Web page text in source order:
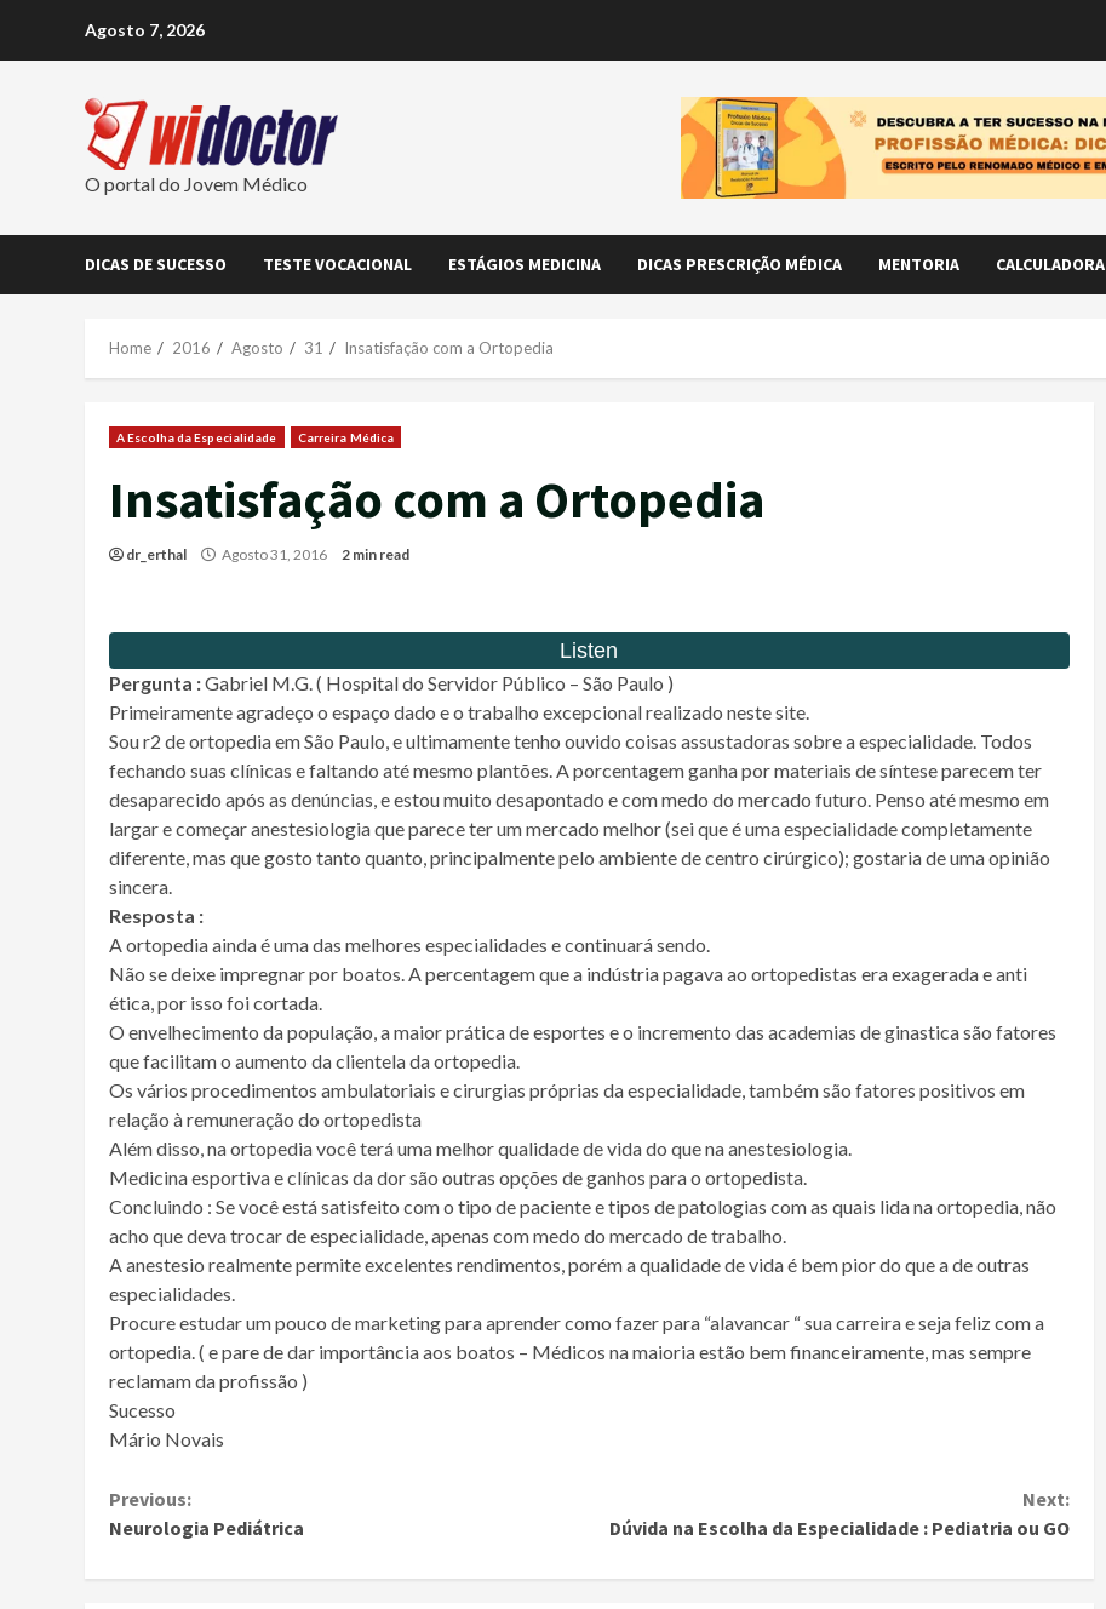
Agosto 7, 2026
O portal do Jovem Médico
DICAS DE SUCESSO TESTE VOCACIONAL ESTÁGIOS MEDICINA DICAS PRESCRIÇÃO MÉDICA MENTORIA CALCULADORA
Home 2016 Agosto 31 Insatisfação com a Ortopedia
A Escolha da Especialidade Carreira Médica
Insatisfação com a Ortopedia
dr_erthal Agosto 31, 2016 2 min read
Pergunta :Gabriel M.G. ( Hospital do Servidor Público – São Paulo )
Primeiramente agradeço o espaço dado e o trabalho excepcional realizado neste site.
Sou r2 de ortopedia em São Paulo, e ultimamente tenho ouvido coisas assustadoras sobre a especialidade. Todos
fechando suas clínicas e faltando até mesmo plantões. A porcentagem ganha por materiais de síntese parecem ter
desaparecido após as denúncias, e estou muito desapontado e com medo do mercado futuro. Penso até mesmo em
largar e começar anestesiologia que parece ter um mercado melhor (sei que é uma especialidade completamente
diferente, mas que gosto tanto quanto, principalmente pelo ambiente de centro cirúrgico); gostaria de uma opinião
sincera.
Resposta :
A ortopedia ainda é uma das melhores especialidades e continuará sendo.
Não se deixe impregnar por boatos. A percentagem que a indústria pagava ao ortopedistas era exagerada e anti
ética, por isso foi cortada.
O envelhecimento da população, a maior prática de esportes e o incremento das academias de ginastica são fatores
que facilitam o aumento da clientela da ortopedia.
Os vários procedimentos ambulatoriais e cirurgias próprias da especialidade, também são fatores positivos em
relação à remuneração do ortopedista
Além disso, na ortopedia você terá uma melhor qualidade de vida do que na anestesiologia.
Medicina esportiva e clínicas da dor são outras opções de ganhos para o ortopedista.
Concluindo : Se você está satisfeito com o tipo de paciente e tipos de patologias com as quais lida na ortopedia, não
acho que deva trocar de especialidade, apenas com medo do mercado de trabalho.
A anestesio realmente permite excelentes rendimentos, porém a qualidade de vida é bem pior do que a de outras
especialidades.
Procure estudar um pouco de marketing para aprender como fazer para “alavancar “ sua carreira e seja feliz com a
ortopedia. ( e pare de dar importância aos boatos – Médicos na maioria estão bem financeiramente, mas sempre
reclamam da profissão )
Sucesso
Mário Novais
Continue
Reading
Previous:
Neurologia Pediátrica
Next:
Dúvida na Escolha da Especialidade : Pediatria ou GO